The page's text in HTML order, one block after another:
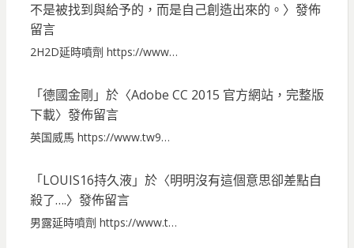
不是被找到與給予的，而是自己創造出來的。 〉發佈
留言
2H2D延時噴劑 https://www…
「德國金剛 」於〈Adobe CC 2015 官方網站，完整版
下載〉發佈留言
英国威馬 https://www.tw9…
「LOUIS16持久液」於〈明明沒有這個意思卻差點自
殺了….〉發佈留言
男露延時噴劑 https://www.t…